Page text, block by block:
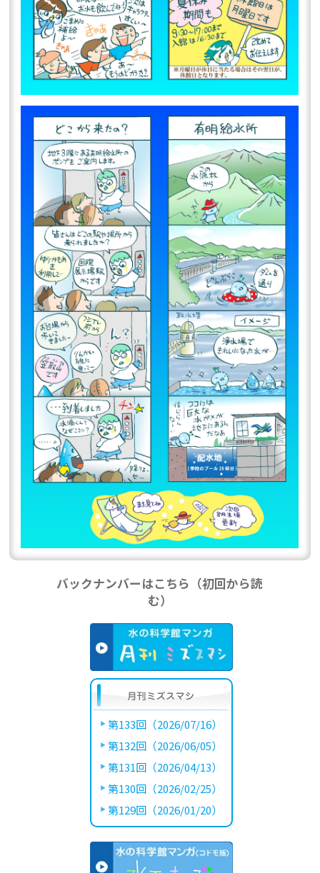
バックナンバーはこちら（初回から読
む）
第133回（2026/07/16）
第132回（2026/06/05）
第131回（2026/04/13）
第130回（2026/02/25）
第129回（2026/01/20）